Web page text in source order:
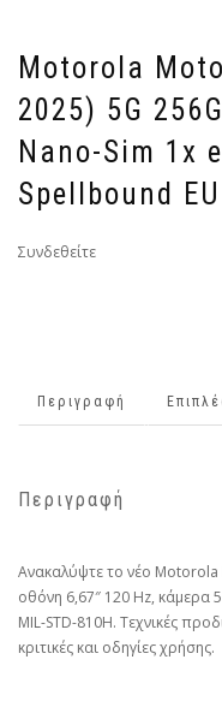
Motorola
2025) 5G
Nano-Sim 1x
Spellbound EU
Συνδεθείτε
Περιγραφή
Περιγραφή
Ανακαλύψτε το νέο Motorola
οθόνη 6,67″ 120 Hz, κάμερα
MIL-STD-810H. Τεχνικές
κριτικές και οδηγίες χρήσης.